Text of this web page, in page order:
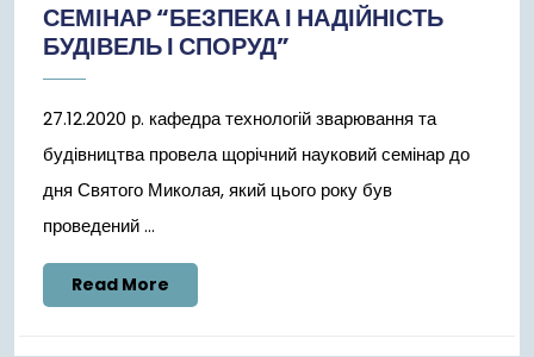
СЕМІНАР “БЕЗПЕКА І НАДІЙНІСТЬ
БУДІВЕЛЬ І СПОРУД”
27.12.2020 р. кафедра технологій зварювання та
будівництва провела щорічний науковий семінар до
дня Святого Миколая, який цього року був
проведений ...
Read More
More